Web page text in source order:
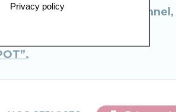
(téléviseur personnel,
Privacy policy